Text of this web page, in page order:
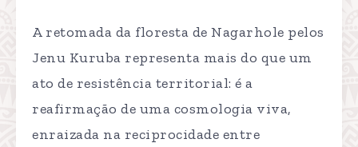
A retomada da floresta de Nagarhole pelos
Jenu Kuruba representa mais do que um
ato de resistência territorial: é a
reafirmação de uma cosmologia viva,
enraizada na reciprocidade entre